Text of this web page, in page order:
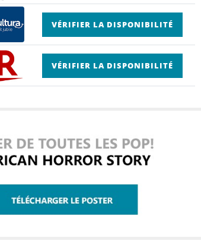
VÉRIFIER LA DISPONIBILITÉ
VÉRIFIER LA DISPONIBILITÉ